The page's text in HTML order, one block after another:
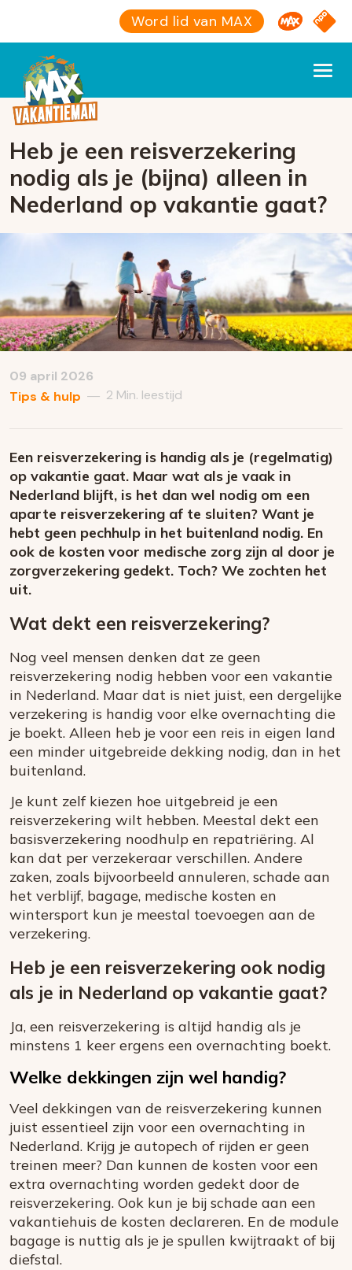
Word lid van MAX Omroep
NPO
Heb je een reisverzekering
nodig als je (bijna) alleen in
Nederland op vakantie gaat?
09 april 2026
Tips & hulp — 2 Min. leestijd
Een reisverzekering is handig als je (regelmatig)
op vakantie gaat. Maar wat als je vaak in
Nederland blijft, is het dan wel nodig om een
aparte reisverzekering af te sluiten? Want je
hebt geen pechhulp in het buitenland nodig. En
ook de kosten voor medische zorg zijn al door je
zorgverzekering gedekt. Toch? We zochten het
uit.
Wat dekt een reisverzekering?
Nog veel mensen denken dat ze geen
reisverzekering nodig hebben voor een vakantie
in Nederland. Maar dat is niet juist, een dergelijke
verzekering is handig voor elke overnachting die
je boekt. Alleen heb je voor een reis in eigen land
een minder uitgebreide dekking nodig, dan in het
buitenland.
Je kunt zelf kiezen hoe uitgebreid je een
reisverzekering wilt hebben. Meestal dekt een
basisverzekering noodhulp en repatriëring. Al
kan dat per verzekeraar verschillen. Andere
zaken, zoals bijvoorbeeld annuleren, schade aan
het verblijf, bagage, medische kosten en
wintersport kun je meestal toevoegen aan de
verzekering.
Heb je een reisverzekering ook nodig
als je in Nederland op vakantie gaat?
Ja, een reisverzekering is altijd handig als je
minstens 1 keer ergens een overnachting boekt.
Welke dekkingen zijn wel handig?
Veel dekkingen van de reisverzekering kunnen
juist essentieel zijn voor een overnachting in
Nederland. Krijg je autopech of rijden er geen
treinen meer? Dan kunnen de kosten voor een
extra overnachting worden gedekt door de
reisverzekering. Ook kun je bij schade aan een
vakantiehuis de kosten declareren. En de module
bagage is nuttig als je je spullen kwijtraakt of bij
diefstal.